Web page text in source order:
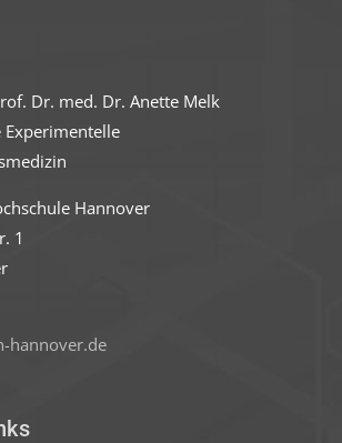
Dr. med. Dr. Anette Melk
Hannover
1
hannover.de